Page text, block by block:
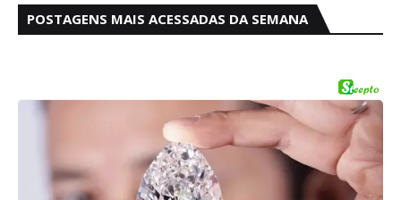
POSTAGENS MAIS ACESSADAS DA SEMANA